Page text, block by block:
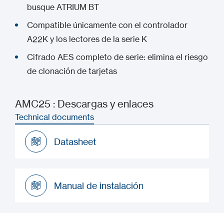
busque ATRIUM BT
Compatible únicamente con el controlador
A22K y los lectores de la serie K
Cifrado AES completo de serie: elimina el riesgo
de clonación de tarjetas
AMC25 : Descargas y enlaces
Technical documents
Datasheet
Manual de instalación